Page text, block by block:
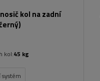
kol na zadní
kol:45 kg